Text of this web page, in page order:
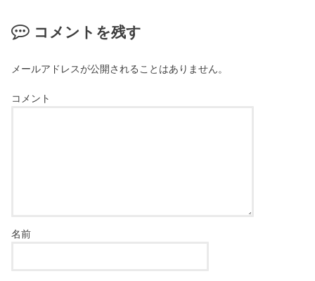
コメントを残す
メールアドレスが公開されることはありません。
コメント
名前